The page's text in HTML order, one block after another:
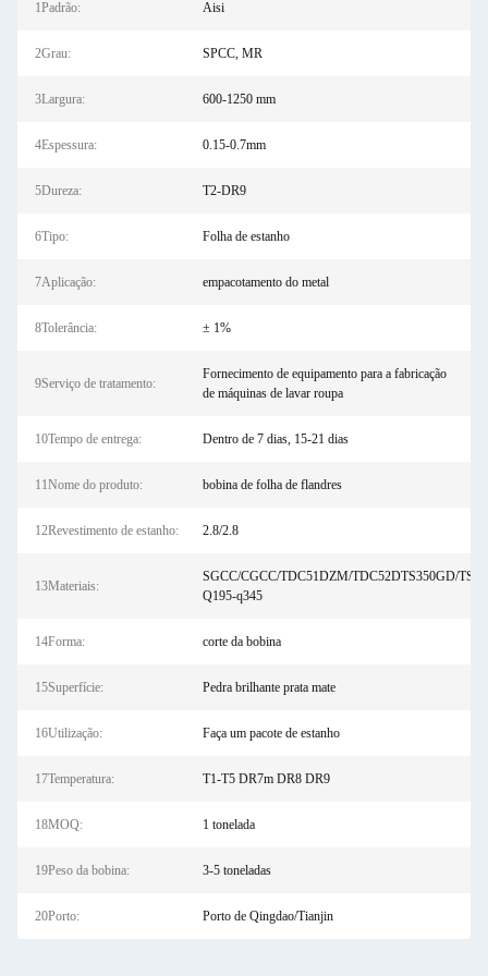
1Padrão: Aisi
2Grau: SPCC, MR
3Largura: 600-1250 mm
4Espessura: 0.15-0.7mm
5Dureza: T2-DR9
6Tipo: Folha de estanho
7Aplicação: empacotamento do metal
8Tolerância: ± 1%
9Serviço de tratamento:
Fornecimento de equipamento para a fabricação
de máquinas de lavar roupa
10Tempo de entrega: Dentro de 7 dias, 15-21 dias
11Nome do produto: bobina de folha de flandres
12Revestimento de estanho: 2.8/2.8
13Materiais:
SGCC/CGCC/TDC51DZM/TDC52DTS350GD/
Q195-q345
14Forma: corte da bobina
15Superfície: Pedra brilhante prata mate
16Utilização: Faça um pacote de estanho
17Temperatura: T1-T5 DR7m DR8 DR9
18MOQ: 1 tonelada
19Peso da bobina: 3-5 toneladas
20Porto: Porto de Qingdao/Tianjin